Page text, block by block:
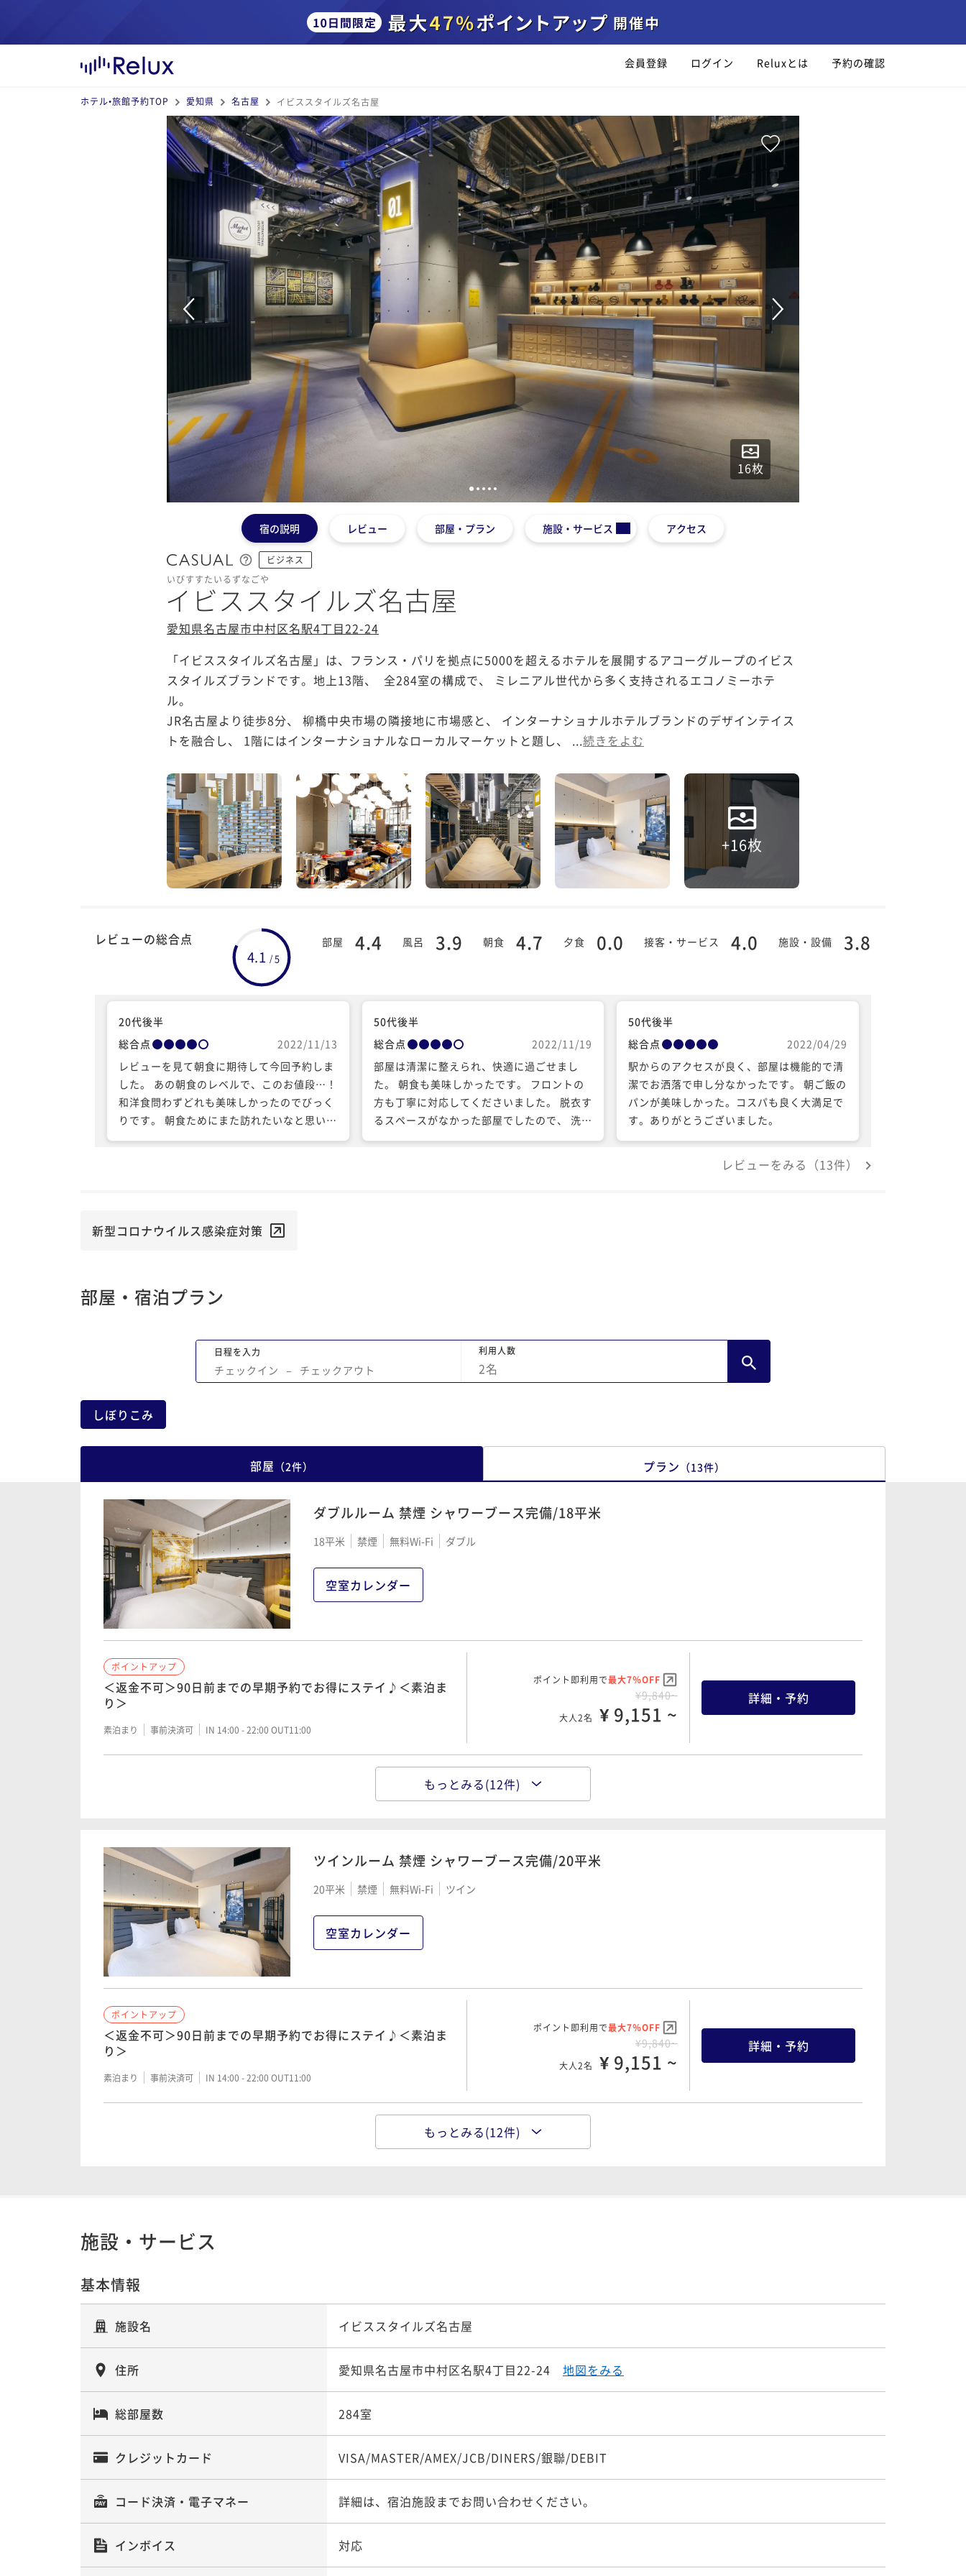
会員登録 ログイン Reluxとは 予約の確認
ホテル•旅館予約TOP 愛知県 名古屋 イビススタイルズ名古屋
16枚
1 2 3 4 5
宿の説明 レビュー 部屋・プラン 施設・サービス アクセス
ビジネス
いびすすたいるずなごや
イビススタイルズ名古屋
愛知県名古屋市中村区名駅4丁目22-24
「イビススタイルズ名古屋」は、フランス・パリを拠点に5000を超えるホテルを展開するアコーグループのイビス
スタイルズブランドです。地上13階、  全284室の構成で、 ミレニアル世代から多く支持されるエコノミーホテ
ル。
JR名古屋より徒歩8分、 柳橋中央市場の隣接地に市場感と、 インターナショナルホテルブランドのデザインテイス
トを融合し、 1階にはインターナショナルなローカルマーケットと題し、 ...続きをよむ
+16枚
レビューの総合点
4.1 /5
部屋 4.4 風呂 3.9 朝食 4.7 夕食 0.0 接客・サービス 4.0 施設・設備 3.8
20代後半
総合点
2022/11/13
レビューを見て朝食に期待して今回予約しま
した。 あの朝食のレベルで、このお値段…！
和洋食問わずどれも美味しかったのでびっく
りです。 朝食ためにまた訪れたいなと思いま
した。
50代後半
総合点
2022/11/19
部屋は清潔に整えられ、快適に過ごせまし
た。 朝食も美味しかったです。 フロントの
方も丁寧に対応してくださいました。 脱衣す
るスペースがなかった部屋でしたので、 洗面
コーナーのあたりにロールブラインドとかが
50代後半
総合点
2022/04/29
駅からのアクセスが良く、部屋は機能的で清
潔でお洒落で申し分なかったです。 朝ご飯の
パンが美味しかった。コスパも良く大満足で
す。ありがとうございました。
レビューをみる（13件）
新型コロナウイルス感染症対策
部屋・宿泊プラン
日程を入力
チェックイン − チェックアウト
利用人数
2名
しぼりこみ
部屋 （2件） プラン （13件）
ダブルルーム 禁煙 シャワーブース完備/18平米
18平米 禁煙 無料Wi-Fi ダブル
空室カレンダー
ポイントアップ
＜返金不可＞90日前までの早期予約でお得にステイ♪＜素泊ま
り＞
素泊まり 事前決済可 IN 14:00 - 22:00 OUT11:00
ポイント即利用で最大7％OFF
¥9,840~
大人2名 ¥ 9,151 ~
詳細・予約
＜カード決済限定＞21日前のご予約＆事前決済で最大10％OFF
ポイントアップ
＜カード決済限定＞3日前まで予約OK！～素泊まり《返金不
可》
素泊まり IN 14:00 - 24:00 OUT11:00
ポイントアップ
＜スタンダードプラン＞全室禁煙・イビススタイルズ名古屋～
素泊まり～
素泊まり 現地決済可 事前決済可 IN 14:00 - 24:00 OUT11:00
ポイント即利用で 最大7％OFF
¥12,300~
大人2名 ¥ 11,439 ~
詳細・予約
＜素泊まり＞ ReFa3連パウチｘ人数分付プラン ＜室数限定
ポイント即利用で
ポイントアップ
ュッフェ朝食付】
朝食付き 事前決済可 IN 14:00 - 22:00 OUT11:00
ポイントアップ
＜スタンダードプラン＞全室禁煙・イビススタイルズ名古屋～
朝食付き
朝食付き 現地決済可 IN 14:00 - 24:00 OUT11:00
ポイント即利用で最大17％OFF
¥ 14,043 ~
ポイントアップ
～朝食付き《返金不可》
ポイント即利用で最大7％OFF
もっとみる(12件)
ツインルーム 禁煙 シャワーブース完備/20平米
20平米 禁煙 無料Wi-Fi ツイン
空室カレンダー
ポイントアップ
＜返金不可＞90日前までの早期予約でお得にステイ♪＜素泊ま
り＞
素泊まり 事前決済可 IN 14:00 - 22:00 OUT11:00
ポイント即利用で最大7％OFF
¥9,840~
大人2名 ¥ 9,151 ~
詳細・予約
＜カード決済限定＞21日前のご予約＆事前決済で最大10％OFF
ポイントアップ
可》
素泊まり 事前決済可 IN 14:00 - 24:00 OUT11:00
＜スタンダードプラン＞全室禁煙・イビススタイルズ名古屋～
素泊まり～
素泊まり 現地決済可 IN 14:00 - 24:00 OUT11:00
ポイント即利用で最大7％OFF
詳細・予約
＜素泊まり＞ ReFa3連パウチｘ人数分付プラン ＜室数限定
＞
大人2名 ¥ 12,741 ~
もっとみる(12件)
施設・サービス
基本情報
施設名 イビススタイルズ名古屋
住所 愛知県名古屋市中村区名駅4丁目22-24 地図をみる
総部屋数 284室
クレジットカード VISA/MASTER/AMEX/JCB/DINERS/銀聯/DEBIT
コード決済・電子マネー 詳細は、宿泊施設までお問い合わせください。
インボイス 対応